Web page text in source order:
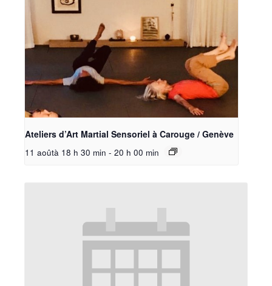
Ateliers d’Art Martial Sensoriel à Carouge / Genève
11 aoûtà 18 h 30 min - 20 h 00 min